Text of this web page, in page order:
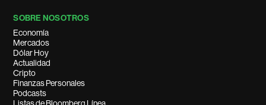
SOBRE NOSOTROS
Economía
Mercados
Dólar Hoy
Actualidad
Cripto
Finanzas Personales
Podcasts